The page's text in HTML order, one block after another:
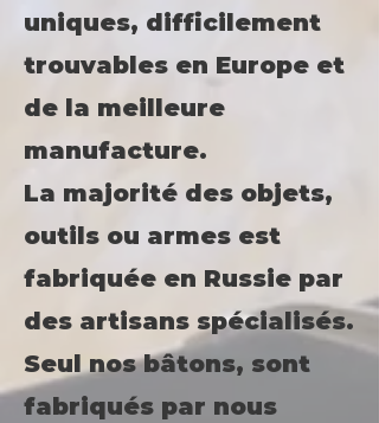
uniques, difficilement
trouvables en Europe et
de la meilleure
manufacture.
La majorité des objets,
outils ou armes est
fabriquée en Russie par
des artisans spécialisés.
Seul nos bâtons, sont
fabriqués par nous